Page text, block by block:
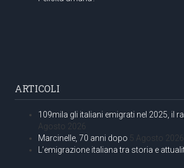
ARTICOLI
109mila gli italiani emigrati nel 2025, il
Agosto 2026
Marcinelle, 70 anni dopo 5 Agosto 2026
L’emigrazione italiana tra storia e